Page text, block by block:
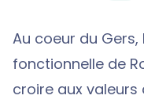
Au coeur du
fonctionnelle de
croire aux